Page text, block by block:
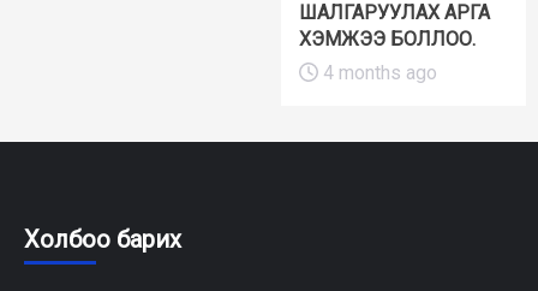
ШАЛГАРУУЛАХ АРГА
ХЭМЖЭЭ БОЛЛОО.
4 months ago
Холбоо барих